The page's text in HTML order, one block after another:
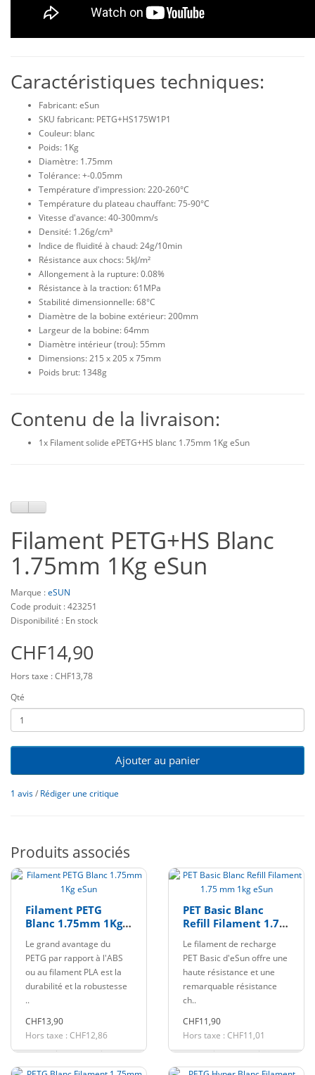
Caractéristiques techniques:
Fabricant: eSun
SKU fabricant: PETG+HS175W1P1
Couleur: blanc
Poids: 1Kg
Diamètre: 1.75mm
Tolérance: +-0.05mm
Température d'impression: 220-260°C
Température du plateau chauffant: 75-90°C
Vitesse d'avance: 40-300mm/s
Densité: 1.26g/cm³
Indice de fluidité à chaud: 24g/10min
Résistance aux chocs: 5kJ/m²
Allongement à la rupture: 0.08%
Résistance à la traction: 61MPa
Stabilité dimensionnelle: 68°C
Diamètre de la bobine extérieur: 200mm
Largeur de la bobine: 64mm
Diamètre intérieur (trou): 55mm
Dimensions: 215 x 205 x 75mm
Poids brut: 1348g
Contenu de la livraison:
1x Filament solide ePETG+HS blanc 1.75mm 1Kg eSun
Filament PETG+HS Blanc
1.75mm 1Kg eSun
Marque :eSUN
Code produit : 423251
Disponibilité : En stock
CHF14,90
Hors taxe : CHF13,78
Qté
Ajouter au panier
1 avis/ Rédiger une critique
Produits associés
Filament PETG
Blanc 1.75mm 1Kg
Le grand avantage du
PETG par rapport à l'ABS
ou au filament PLA est la
durabilité et la robustesse
..
CHF13,90
Hors taxe : CHF12,86
PET Basic Blanc
Refill Filament 1.75
Le filament de recharge
PET Basic d'eSun offre une
haute résistance et une
remarquable résistance
ch..
CHF11,90
Hors taxe : CHF11,01